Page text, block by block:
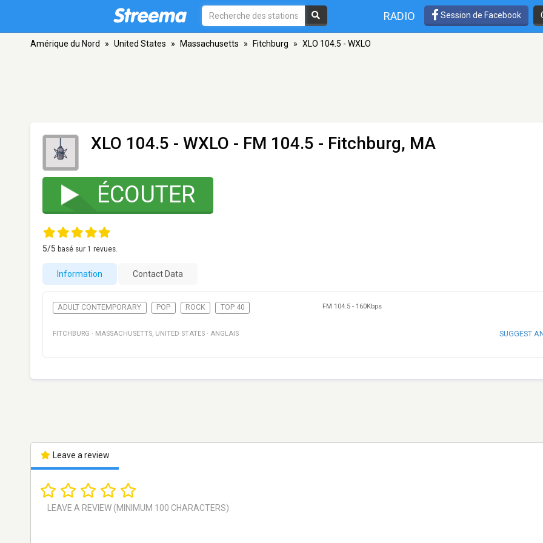
RADIO Session de Facebook
Amérique du Nord » United States » Massachusetts » Fitchburg » XLO 104.5 - WXLO
XLO 104.5 - WXLO - FM 104.5 - Fitchburg, MA
ÉCOUTER
5/5 basé sur 1 revues.
Information Contact Data
ADULT CONTEMPORARY POP ROCK TOP 40 FM 104.5 - 160Kbps
FITCHBURG · MASSACHUSETTS, UNITED STATES · ANGLAIS SUGGEST
Leave a review